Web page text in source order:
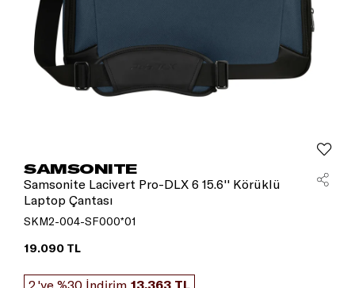
SAMSONITE
Samsonite Lacivert Pro-DLX 6 15.6'' Körüklü
Laptop Çantası
SKM2-004-SF000*01
19.090 TL
2.'ye %30 İndirim 13.363 TL